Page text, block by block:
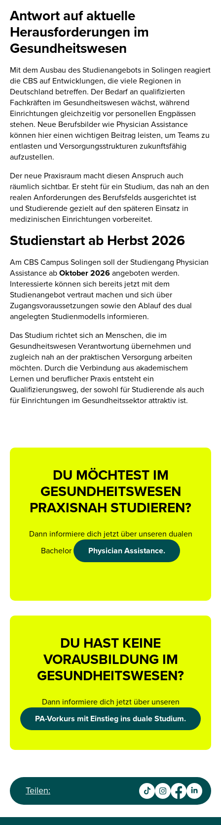
Antwort auf aktuelle
Herausforderungen im
Gesundheitswesen
Mit dem Ausbau des Studienangebots in Solingen reagiert
die CBS auf Entwicklungen, die viele Regionen in
Deutschland betreffen. Der Bedarf an qualifizierten
Fachkräften im Gesundheitswesen wächst, während
Einrichtungen gleichzeitig vor personellen Engpässen
stehen. Neue Berufsbilder wie Physician Assistance
können hier einen wichtigen Beitrag leisten, um Teams zu
entlasten und Versorgungsstrukturen zukunftsfähig
aufzustellen.
Der neue Praxisraum macht diesen Anspruch auch
räumlich sichtbar. Er steht für ein Studium, das nah an den
realen Anforderungen des Berufsfelds ausgerichtet ist
und Studierende gezielt auf den späteren Einsatz in
medizinischen Einrichtungen vorbereitet.
Studienstart ab Herbst 2026
Am CBS Campus Solingen soll der Studiengang Physician
Assistance ab Oktober 2026 angeboten werden.
Interessierte können sich bereits jetzt mit dem
Studienangebot vertraut machen und sich über
Zugangsvoraussetzungen sowie den Ablauf des dual
angelegten Studienmodells informieren.
Das Studium richtet sich an Menschen, die im
Gesundheitswesen Verantwortung übernehmen und
zugleich nah an der praktischen Versorgung arbeiten
möchten. Durch die Verbindung aus akademischem
Lernen und beruflicher Praxis entsteht ein
Qualifizierungsweg, der sowohl für Studierende als auch
für Einrichtungen im Gesundheitssektor attraktiv ist.
DU MÖCHTEST IM
GESUNDHEITSWESEN
PRAXISNAH STUDIEREN?
Dann informiere dich jetzt über unseren dualen
Bachelor
Physician Assistance.
DU HAST KEINE
VORAUSBILDUNG IM
GESUNDHEITSWESEN?
Dann informiere dich jetzt über unseren
PA-Vorkurs mit Einstieg ins duale Studium.
Teilen: